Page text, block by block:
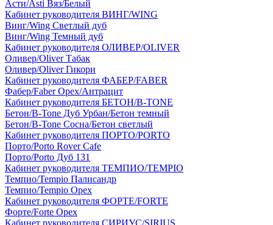
Асти/Asti Вяз/Белый
Кабинет руководителя ВИНГ/WING
Винг/Wing Светлый дуб
Винг/Wing Темный дуб
Кабинет руководителя ОЛИВЕР/OLIVER
Оливер/Oliver Табак
Оливер/Oliver Гикори
Кабинет руководителя ФАБЕР/FABER
Фабер/Faber Орех/Антрацит
Кабинет руководителя БЕТОН/B-TONE
Бетон/B-Tone Дуб Урбан/Бетон темный
Бетон/B-Tone Сосна/Бетон светлый
Кабинет руководителя ПОРТО/PORTO
Порто/Porto Rover Cafe
Порто/Porto Дуб 131
Кабинет руководителя ТЕМПИО/TEMPIO
Темпио/Tempio Палисандр
Темпио/Tempio Орех
Кабинет руководителя ФОРТЕ/FORTE
Форте/Forte Орех
Кабинет руководителя СИРИУС/SIRIUS